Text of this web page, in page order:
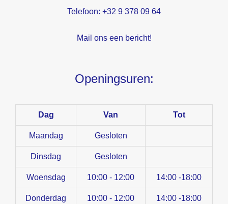
Telefoon: +32 9 378 09 64
Mail ons een bericht!
Openingsuren:
Dag Van Tot
Maandag Gesloten
Dinsdag Gesloten
Woensdag 10:00 - 12:00 14:00 -18:00
Donderdag 10:00 - 12:00 14:00 -18:00